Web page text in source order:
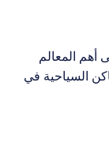
أهم المعالم
السياحية في